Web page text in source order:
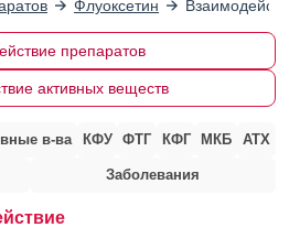
Флуоксетин
препаратов
активных веществ
в-ва КФУ ФТГ КФГ МКБ АТХ
Заболевания